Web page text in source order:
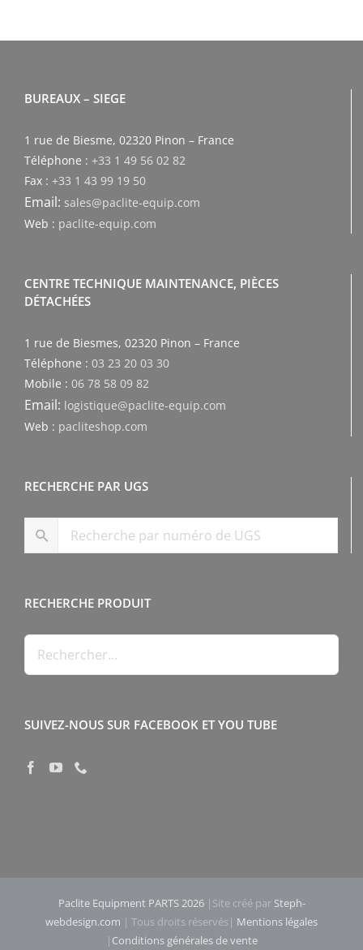
BUREAUX – SIEGE
1 rue de Biesme, 02320 Pinon – France
Téléphone : +33 1 49 56 02 82
Fax : +33 1 43 99 19 50
Email: sales@paclite-equip.com
Web : paclite-equip.com
CENTRE TECHNIQUE MAINTENANCE, PIÈCES
DÉTACHÉES
1 rue de Biesmes, 02320 Pinon – France
Téléphone : 03 23 20 03 30
Mobile : 06 78 58 09 82
Email: logistique@paclite-equip.com
Web : pacliteshop.com
RECHERCHE PAR UGS
RECHERCHE PRODUIT
SUIVEZ-NOUS SUR FACEBOOK ET YOU TUBE
Paclite Equipment PARTS 2026|Site créé par Steph-
webdesign.com | Tous droits réservés| Mentions légales
| Conditions générales de vente